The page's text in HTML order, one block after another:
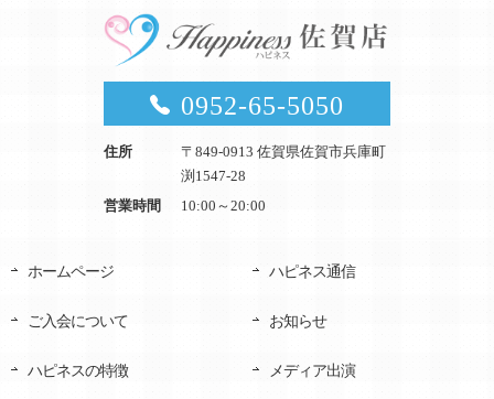
0952-65-5050
住所
〒849-0913 佐賀県佐賀市兵庫町
渕1547-28
営業時間
10:00～20:00
ホームページ
ご入会について
ハピネスの特徴
ハピネス通信
お知らせ
メディア出演